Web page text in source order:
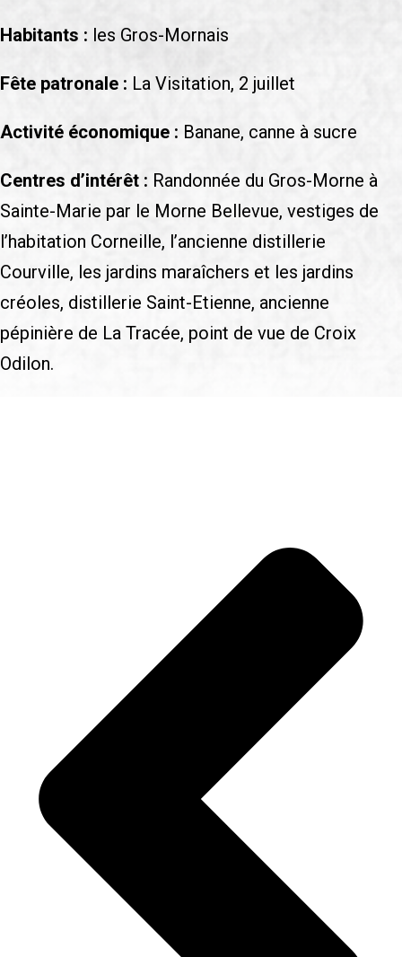
Habitants : les Gros-Mornais
Fête patronale : La Visitation, 2 juillet
Activité économique : Banane, canne à sucre
Centres d’intérêt : Randonnée du Gros-Morne à
Sainte-Marie par le Morne Bellevue, vestiges de
l’habitation Corneille, l’ancienne distillerie
Courville, les jardins maraîchers et les jardins
créoles, distillerie Saint-Etienne, ancienne
pépinière de La Tracée, point de vue de Croix
Odilon.